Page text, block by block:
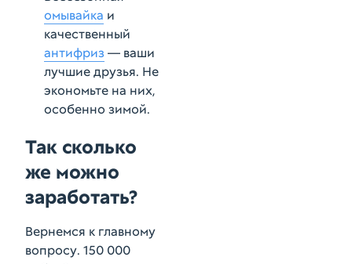
омывайка и
качественный
антифриз — ваши
лучшие друзья. Не
экономьте на них,
особенно зимой.
Так сколько
же можно
заработать?
Вернемся к главному
вопросу. 150 000